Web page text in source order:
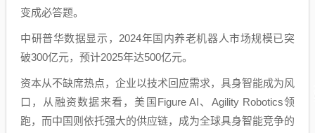
变成必答题。
中研普华数据显示，2024年国内养老机器人市场规模已突
破300亿元，预计2025年达500亿元。
资本从不缺席热点，企业以技术回应需求，具身智能成为风
口，从融资数据来看，美国Figure AI、Agility Robotics领
跑，而中国则依托强大的供应链，成为全球具身智能竞争的